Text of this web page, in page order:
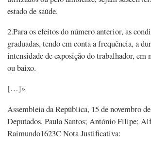
estado de saúde.
2.Para os efeitos do número anterior, as
graduadas, tendo em conta a frequência, a
intensidade de exposição do trabalhador,
ou baixo.
[…]»
Assembleia da República, 15 de novembro
Deputados, Paula Santos; António Filipe;
Raimundo1623C Nota Justificativa: